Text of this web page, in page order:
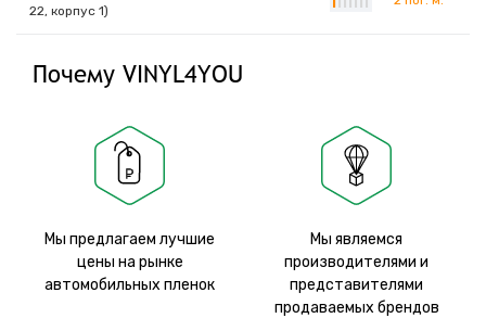
22, корпус 1)
Почему VINYL4YOU
Мы предлагаем лучшие
цены на рынке
автомобильных пленок
Мы являемся
производителями и
представителями
продаваемых брендов